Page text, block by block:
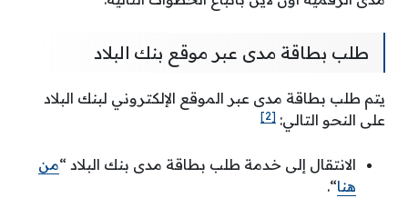
طلب بطاقة مدى عبر موقع بنك البلاد
يتم طلب بطاقة مدى عبر الموقع الإلكتروني لبنك البلاد
على النحو التالي: [2]
الانتقال إلى خدمة طلب بطاقة مدى بنك البلاد “من
هنا“.